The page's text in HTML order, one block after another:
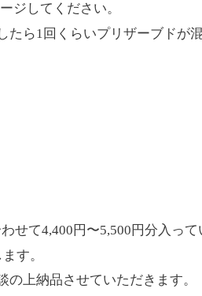
ジしてください。
たら1回くらいプリザーブドが
せて4,400 円〜5,500 円分入っ
す。
上納品させていただきます。